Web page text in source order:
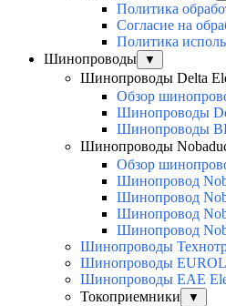
Политика
Согласие на
Политика
Шинопроводы
▼
Шинопроводы Delta
Обзор
Шинопроводы
Шинопроводы
Шинопроводы
Обзор
Шинопровод
Шинопровод
Шинопровод
Шинопровод
Шинопроводы
Шинопроводы
Шинопроводы EAE
Токоприемники
▼